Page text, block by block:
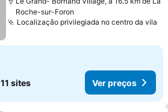
Roche-sur-Foron
Localização privilegiada no centro da vila
11 sites Ver preços